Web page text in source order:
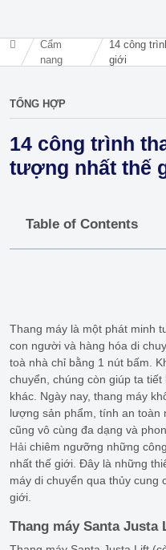
Cẩm
nang
14 công
giới
TỔNG HỢP
14 công trình
tượng nhất thế
Table of Contents
Thang máy là một phát minh
con người và hàng hóa di
toà nhà chỉ bằng 1 nút bấm.
chuyển, chúng còn giúp ta
khác. Ngày nay, thang máy
lượng sản phẩm, tính an toàn
cũng vô cùng đa dạng và
Hải chiêm ngưỡng những
nhất thế giới. Đây là những
máy di chuyển qua thủy cung
giới.
Thang máy Santa Justa